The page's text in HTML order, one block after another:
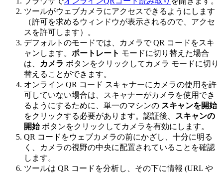
ツールがウェブカメラにアクセスできるようにします
（許可を求めるウィンドウが表示されるので、アクセ
スを許可します）。
デフォルトのモードでは、カメラで QR コードをスキ
ャンします。 ポートレート モードに切り替えた場合
は、
カメラ ボタンをクリックしてカメラ モードに切り
替えることができます。
オンライン QR コード スキャナーにカメラの使用を許
可していない場合は、スキャナーがカメラを使用でき
るようにするために、単一のマシンの スキャンを開始
をクリックする必要があります。認証後、
スキャンの
開始ボタンをクリックしてカメラを有効にします。
QR コードをウェブカメラの前にかざし、十分に明る
く、カメラの視野の中央に配置されていることを確認
します。
ツールは QR コードを分析し、その下に情報 (URL や